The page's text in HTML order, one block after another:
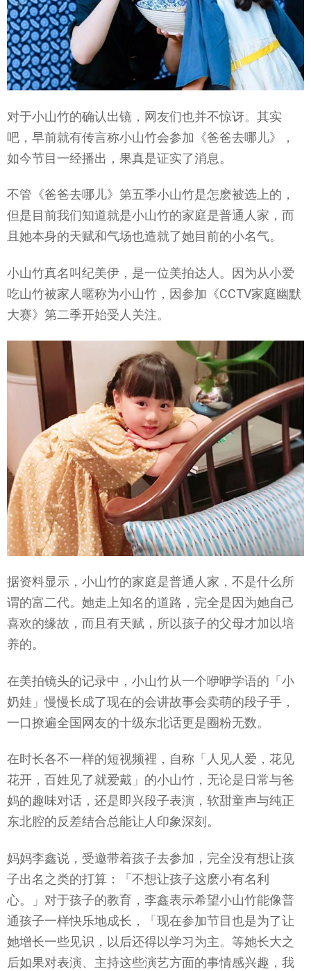
对于小山竹的确认出镜，网友们也并不惊讶。其实
吧，早前就有传言称小山竹会参加《爸爸去哪儿》，
如今节目一经播出，果真是证实了消息。
不管《爸爸去哪儿》第五季小山竹是怎麽被选上的，
但是目前我们知道就是小山竹的家庭是普通人家，而
且她本身的天赋和气场也造就了她目前的小名气。
小山竹真名叫纪美伊，是一位美拍达人。因为从小爱
吃山竹被家人暱称为小山竹，因参加《CCTV家庭幽默
大赛》第二季开始受人关注。
据资料显示，小山竹的家庭是普通人家，不是什么所
谓的富二代。她走上知名的道路，完全是因为她自己
喜欢的缘故，而且有天赋，所以孩子的父母才加以培
养的。
在美拍镜头的记录中，小山竹从一个咿咿学语的「小
奶娃」慢慢长成了现在的会讲故事会卖萌的段子手，
一口撩遍全国网友的十级东北话更是圈粉无数。
在时长各不一样的短视频裡，自称「人见人爱，花见
花开，百姓见了就爱戴」的小山竹，无论是日常与爸
妈的趣味对话，还是即兴段子表演，软甜童声与纯正
东北腔的反差结合总能让人印象深刻。
妈妈李鑫说，受邀带着孩子去参加，完全没有想让孩
子出名之类的打算：「不想让孩子这麽小有名利
心。」对于孩子的教育，李鑫表示希望小山竹能像普
通孩子一样快乐地成长，「现在参加节目也是为了让
她增长一些见识，以后还得以学习为主。等她长大之
后如果对表演、主持这些演艺方面的事情感兴趣，我